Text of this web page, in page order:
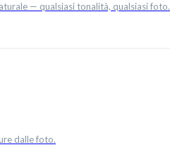
— qualsiasi tonalità, qualsiasi foto.
dalle foto.